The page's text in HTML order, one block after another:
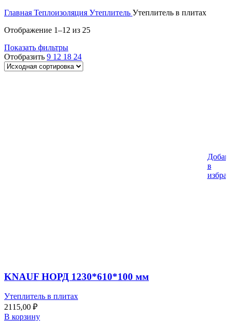
Главная Теплоизоляция Утеплитель Утеплитель в плитах
Отображение 1–12 из 25
Показать фильтры
Отобразить 9 12 18 24
в
KNAUF НОРД 1230*610*100 мм
Утеплитель в плитах
2115,00 ₽
В корзину